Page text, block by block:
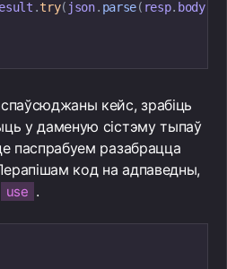
.try( json. parse( resp. body,
кейс, зрабіць
у даменую сістэму тыпаў
паспрабуем разабрацца
код на адпаведны,
use .